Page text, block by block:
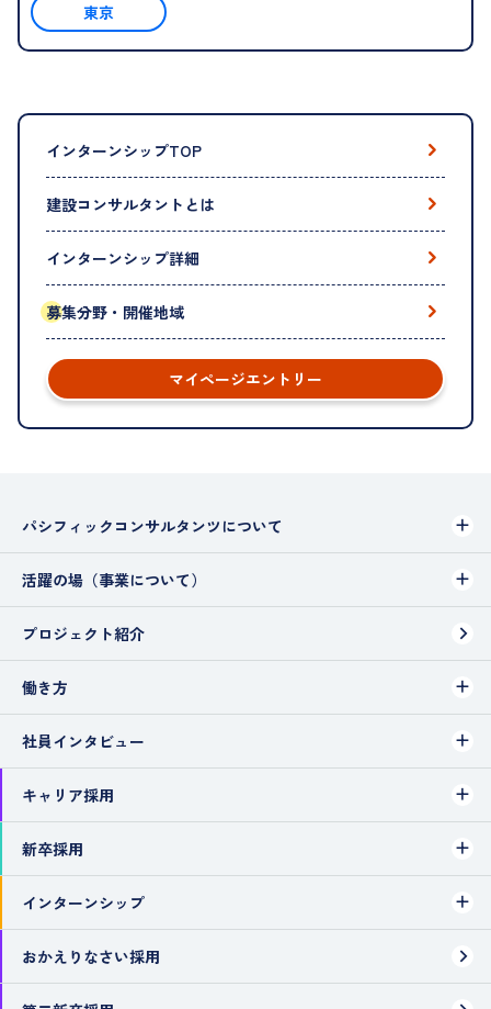
東京
インターンシップTOP
建設コンサルタントとは
インターンシップ詳細
募集分野・開催地域
マイページエントリー
パシフィックコンサルタンツについて
活躍の場（事業について）
プロジェクト紹介
働き方
社員インタビュー
キャリア採用
新卒採用
インターンシップ
おかえりなさい採用